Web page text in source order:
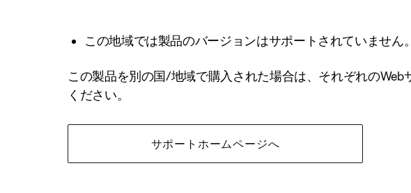
この地域では製品のバージョンはサポートされていません。
この製品を別の国/地域で購入された場合は、それぞれの
ください。
サポートホームページへ